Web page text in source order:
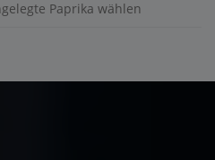
Paprika wählen